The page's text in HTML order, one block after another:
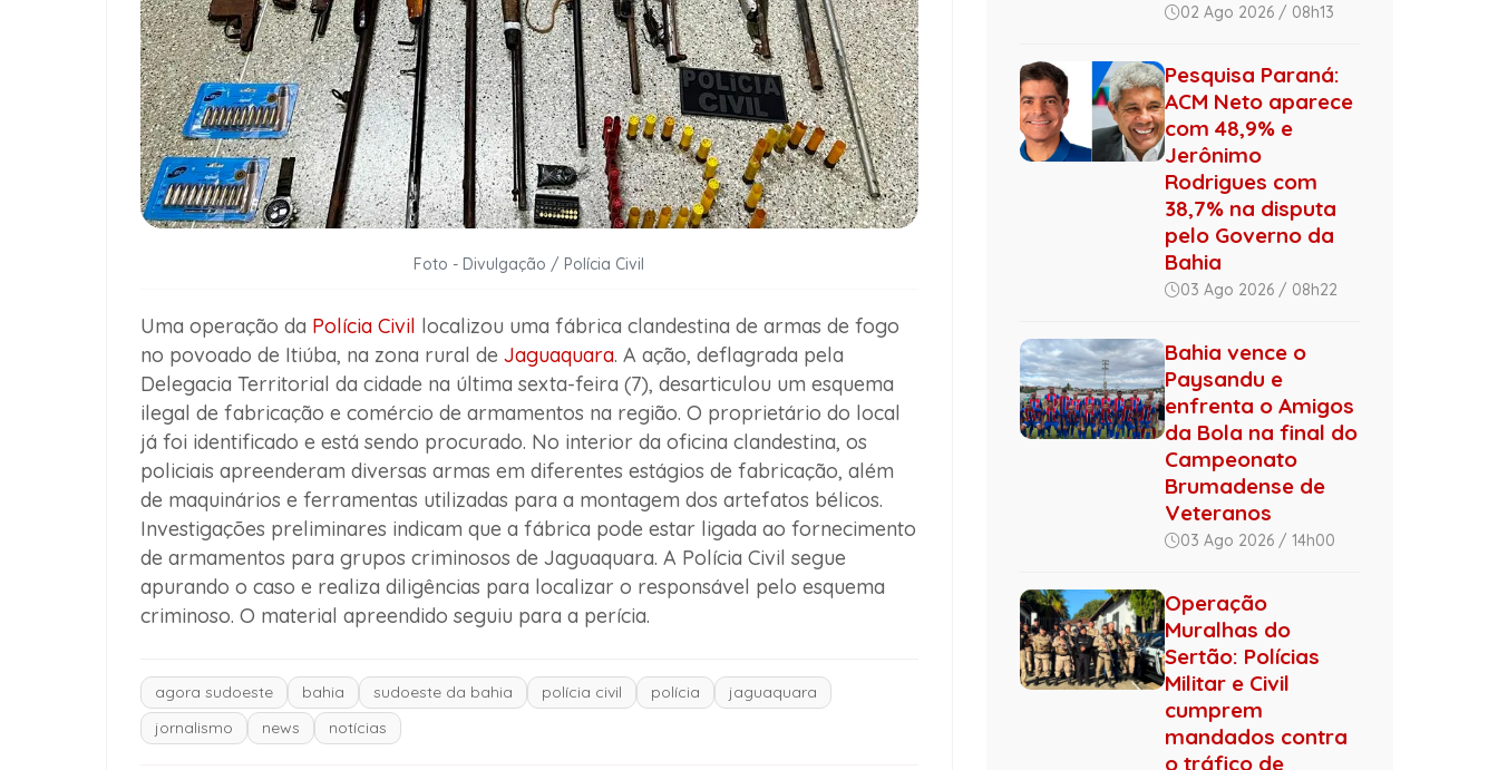
Foto - Divulgação / Polícia Civil
Uma operação da Polícia Civil localizou uma fábrica clandestina de armas de fogo
no povoado de Itiúba, na zona rural de Jaguaquara. A ação, deflagrada pela
Delegacia Territorial da cidade na última sexta-feira (7), desarticulou um esquema
ilegal de fabricação e comércio de armamentos na região. O proprietário do local
já foi identificado e está sendo procurado. No interior da oficina clandestina, os
policiais apreenderam diversas armas em diferentes estágios de fabricação, além
de maquinários e ferramentas utilizadas para a montagem dos artefatos bélicos.
Investigações preliminares indicam que a fábrica pode estar ligada ao fornecimento
de armamentos para grupos criminosos de Jaguaquara. A Polícia Civil segue
apurando o caso e realiza diligências para localizar o responsável pelo esquema
criminoso. O material apreendido seguiu para a perícia.
agora sudoeste bahia sudoeste da bahia polícia civil polícia
jaguaquara
jornalismo
news notícias
02 Ago 2026 / 08h13
Pesquisa Paraná:
ACM Neto aparece
com 48,9% e
Jerônimo
Rodrigues com
38,7% na disputa
pelo Governo da
Bahia
03 Ago 2026 / 08h22
Bahia vence o
Paysandu e
enfrenta o Amigos
da Bola na final do
Campeonato
Brumadense de
Veteranos
03 Ago 2026 / 14h00
Operação
Muralhas do
Sertão: Polícias
Militar e Civil
cumprem
mandados contra
o tráfico de